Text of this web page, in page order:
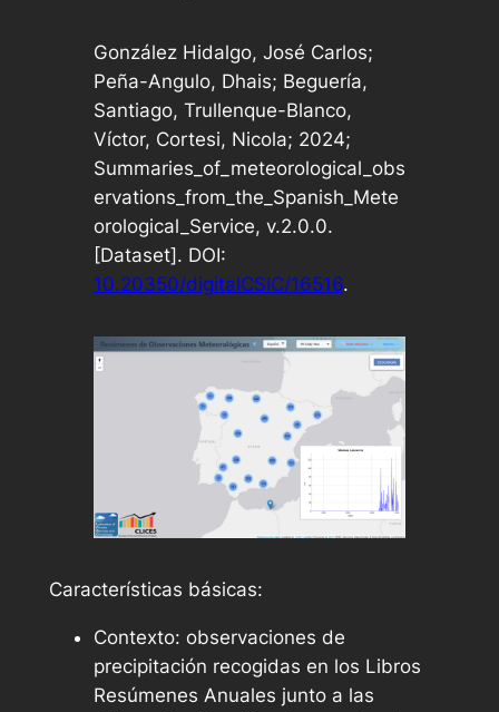
González Hidalgo, José Carlos;
Peña-Angulo, Dhais; Beguería,
Santiago, Trullenque-Blanco,
Víctor, Cortesi, Nicola; 2024;
Summaries_of_meteorological_obs
ervations_from_the_Spanish_Mete
orological_Service, v.2.0.0.
[Dataset]. DOI:
10.20350/digitalCSIC/16516.
Características básicas:
Contexto: observaciones de
precipitación recogidas en los Libros
Resúmenes Anuales junto a las